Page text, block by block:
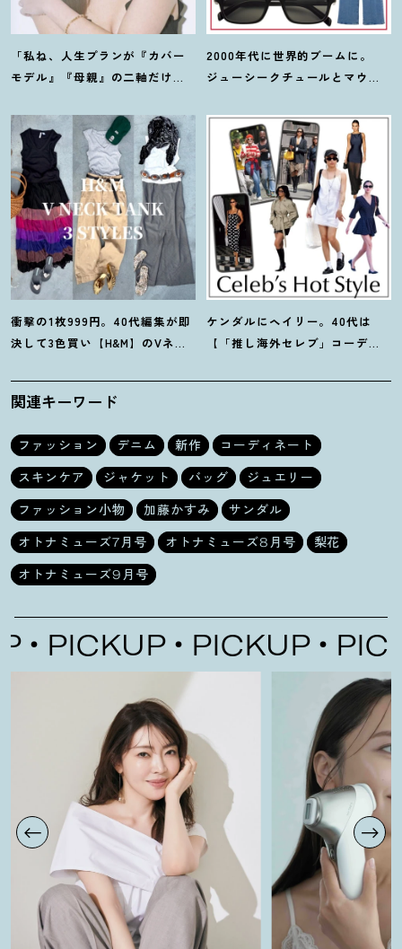
「私ね、人生プランが『カバー
モデル』『母親』の二軸だけな
き方】
2000年代に世界的ブームに。
ジューシークチュールとマウ
ド】6選
衝撃の1枚999円。40代編集が即
決して3色買い【H&M】のVネッ
3選
ケンダルにヘイリー。40代は
【「推し海外セレブ」コーデ】
デが吉！
関連キーワード
ファッション デニム 新作
コーディネート
スキンケア
ジャケット バッグ
ジュエリー
ファッション小物
加藤かすみ
サンダル
オトナミューズ7月号
オトナミューズ8月号
梨花
オトナミューズ9月号
PICKUP PICKUP